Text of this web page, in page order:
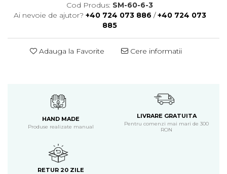
Cod Produs: SM-60-6-3
Ai nevoie de ajutor? +40 724 073 886 /+40 724 073
885
Adauga la Favorite Cere informatii
HAND MADE
Produse realizate manual
LIVRARE GRATUITA
Pentru comenzi mai mari de 300
RON
RETUR 20 ZILE